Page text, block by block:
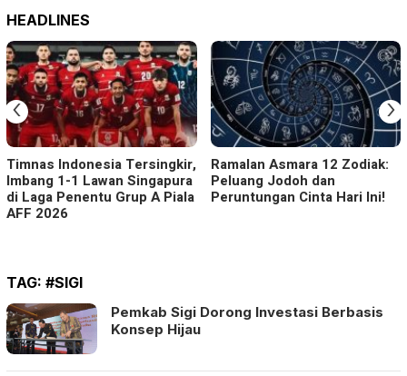
HEADLINES
Timnas Indonesia Tersingkir,
Imbang 1-1 Lawan Singapura
di Laga Penentu Grup A Piala
AFF 2026
Ramalan Asmara 12 Zodiak:
Peluang Jodoh dan
Peruntungan Cinta Hari Ini!
‹ ›
TAG: #SIGI
Pemkab Sigi Dorong Investasi Berbasis
Konsep Hijau